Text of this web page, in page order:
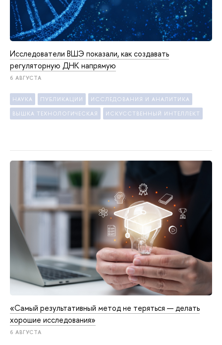
Исследователи ВШЭ показали, как создавать
регуляторную ДНК напрямую
6 АВГУСТА
НАУКА ПУБЛИКАЦИИ ИССЛЕДОВАНИЯ И АНАЛИТИКА
ВЫШКА ТЕХНОЛОГИЧЕСКАЯ ИСКУССТВЕННЫЙ ИНТЕЛЛЕКТ
«Самый результативный метод не теряться — делать
хорошие исследования»
6 АВГУСТА